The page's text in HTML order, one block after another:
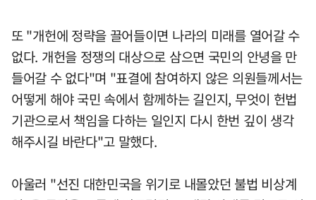
또 "개헌에 정략을 끌어들이면 나라의 미래를 열어갈 수
없다. 개헌을 정쟁의 대상으로 삼으면 국민의 안녕을 만
들어갈 수 없다"며 "표결에 참여하지 않은 의원들께서는
어떻게 해야 국민 속에서 함께하는 길인지, 무엇이 헌법
기관으로서 책임을 다하는 일인지 다시 한번 깊이 생각
해주시길 바란다"고 말했다.
아울러 "선진 대한민국을 위기로 내몰았던 불법 비상계